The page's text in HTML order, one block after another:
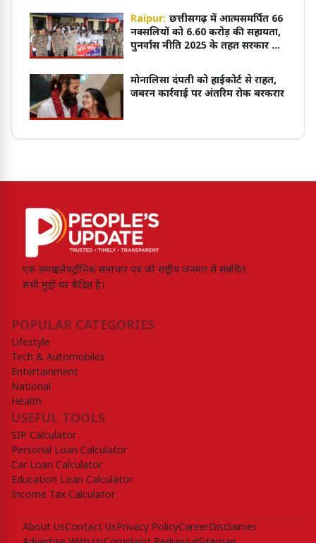
Raipur: छत्तीसगढ़ में आत्मसमर्पित 66
नक्सलियों को 6.60 करोड़ की सहायता,
पुनर्वास नीति 2025 के तहत सरकार का
मोनालिसा दंपती को हाईकोर्ट से राहत,
जबरन कार्रवाई पर अंतरिम रोक बरकरार
एक समग्र इलेक्ट्रॉनिक समाचार पत्र जो राष्ट्रीय जनमत से संबंधित
सभी मुद्दों पर केंद्रित है।
POPULAR CATEGORIES
Lifestyle
Tech & Automobiles
Entertainment
National
Health
USEFUL TOOLS
SIP Calculator
Personal Loan Calculator
Car Loan Calculator
Education Loan Calculator
Income Tax Calculator
About UsContact UsPrivacy PolicyCareerDisclaimer